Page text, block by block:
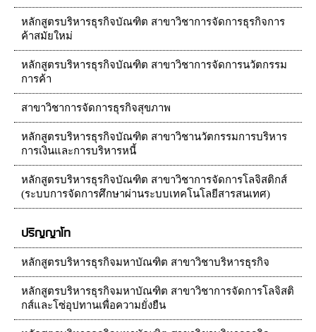
หลักสูตรบริหารธุรกิจบัณฑิต สาขาวิชาการจัดการธุรกิจการ
ค้าสมัยใหม่
หลักสูตรบริหารธุรกิจบัณฑิต สาขาวิชาการจัดการนวัตกรรม
การค้า
สาขาวิชาการจัดการธุรกิจสุขภาพ
หลักสูตรบริหารธุรกิจบัณฑิต สาขาวิชานวัตกรรมการบริหาร
การเงินและการบริหารหนี้
หลักสูตรบริหารธุรกิจบัณฑิต สาขาวิชาการจัดการโลจิสติกส์
(ระบบการจัดการศึกษาผ่านระบบเทคโนโลยีสารสนเทศ)
ปริญญาโท
หลักสูตรบริหารธุรกิจมหาบัณฑิต สาขาวิชาบริหารธุรกิจ
หลักสูตรบริหารธุรกิจมหาบัณฑิต สาขาวิชาการจัดการโลจิสติ
กส์และโซ่อุปทานเพื่อความยั่งยืน